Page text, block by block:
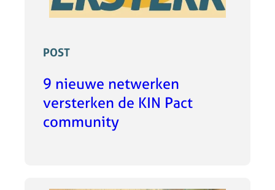
POST
9 nieuwe netwerken
versterken de KIN Pact
community